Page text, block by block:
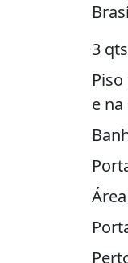
3
e na